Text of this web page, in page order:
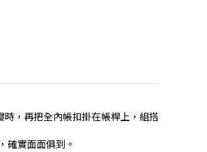
，再把全內帳扣掛在帳桿上，組搭
確實面面俱到。